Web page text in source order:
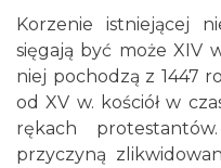
Korzenie istniejącej
sięgają być może XIV
niej pochodzą z 1447
od XV w. kościół w
rękach
przyczyną